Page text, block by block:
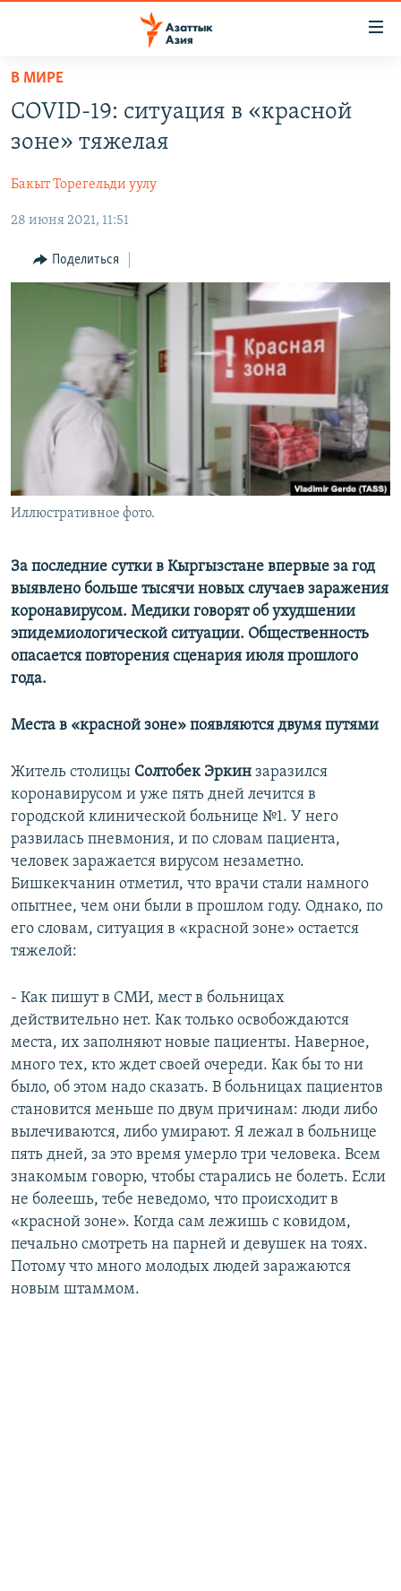
Вернуться
основному
содержанию
навигации
Вернутся
УЗБЕКИСТАН
ТАДЖИКИСТАН
НА ДРУГИХ ЯЗЫКАХ
ҚАЗАҚША
КЫРГЫЗЧА
ЎЗБЕКЧА
Все сайты РСЕ/РС
В МИРЕ
COVID-19: ситуация в «красной
зоне» тяжелая
Бакыт Торегельди уулу
28 июня 2021, 11:51
Поделиться
Иллюстративное фото.
За последние сутки в Кыргызстане впервые за год
выявлено больше тысячи новых случаев заражения
коронавирусом. Медики говорят об ухудшении
эпидемиологической ситуации. Общественность
опасается повторения сценария июля прошлого
года.
Места в «красной зоне» появляются двумя путями
Житель столицы Солтобек Эркин заразился
коронавирусом и уже пять дней лечится в
городской клинической больнице №1. У него
развилась пневмония, и по словам пациента,
человек заражается вирусом незаметно.
Бишкекчанин отметил, что врачи стали намного
опытнее, чем они были в прошлом году. Однако, по
его словам, ситуация в «красной зоне» остается
тяжелой:
- Как пишут в СМИ, мест в больницах
действительно нет. Как только освобождаются
места, их заполняют новые пациенты. Наверное,
много тех, кто ждет своей очереди. Как бы то ни
было, об этом надо сказать. В больницах пациентов
становится меньше по двум причинам: люди либо
вылечиваются, либо умирают. Я лежал в больнице
пять дней, за это время умерло три человека. Всем
знакомым говорю, чтобы старались не болеть. Если
не болеешь, тебе неведомо, что происходит в
«красной зоне». Когда сам лежишь с ковидом,
печально смотреть на парней и девушек на тоях.
Потому что много молодых людей заражаются
новым штаммом.